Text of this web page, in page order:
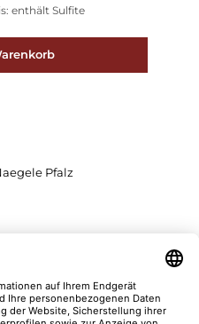
enthält Sulfite